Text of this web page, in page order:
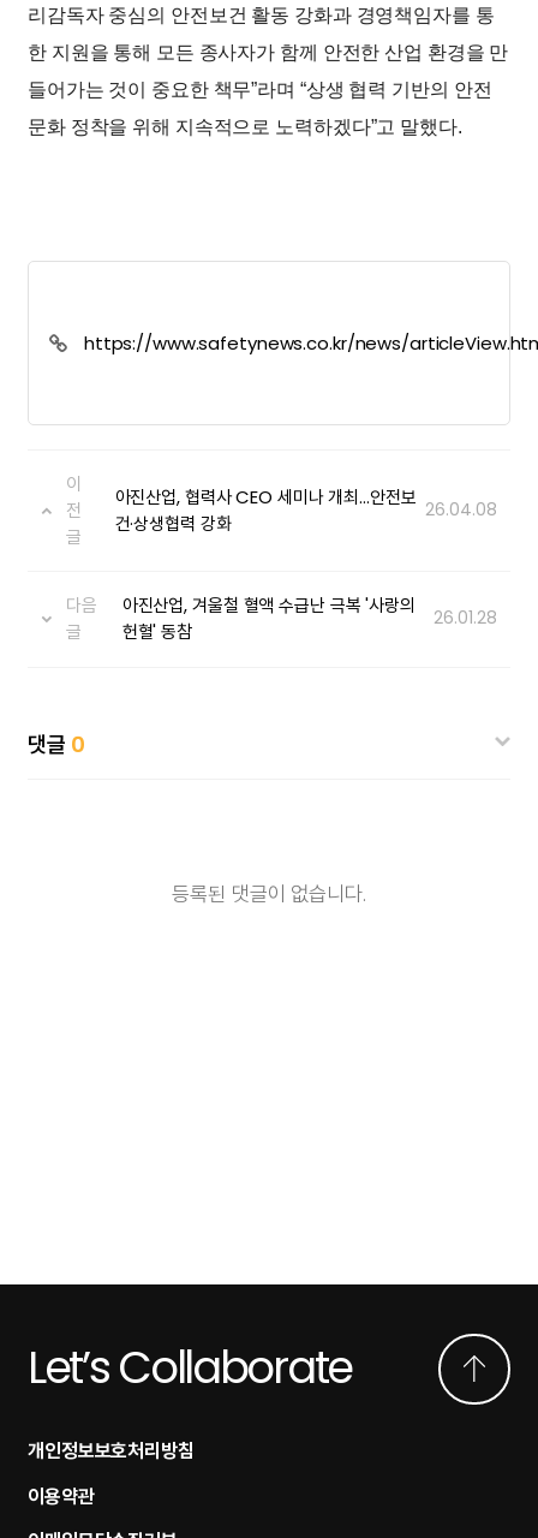
리감독자 중심의 안전보건 활동 강화과 경영책임자를 통
한 지원을 통해 모든 종사자가 함께 안전한 산업 환경을 만
들어가는 것이 중요한 책무”라며 “상생 협력 기반의 안전
문화 정착을 위해 지속적으로 노력하겠다”고 말했다.
https://www.safetynews.co.kr/news/
이
전
글
아진산업, 협력사 CEO 세미나 개최…안전보
건·상생협력 강화
26.04.08
다음
글
아진산업, 겨울철 혈액 수급난 극복 '사랑의
헌혈' 동참
26.01.28
댓글 0
등록된 댓글이 없습니다.
Let’s Collaborate
개인정보보호처리방침
이용약관